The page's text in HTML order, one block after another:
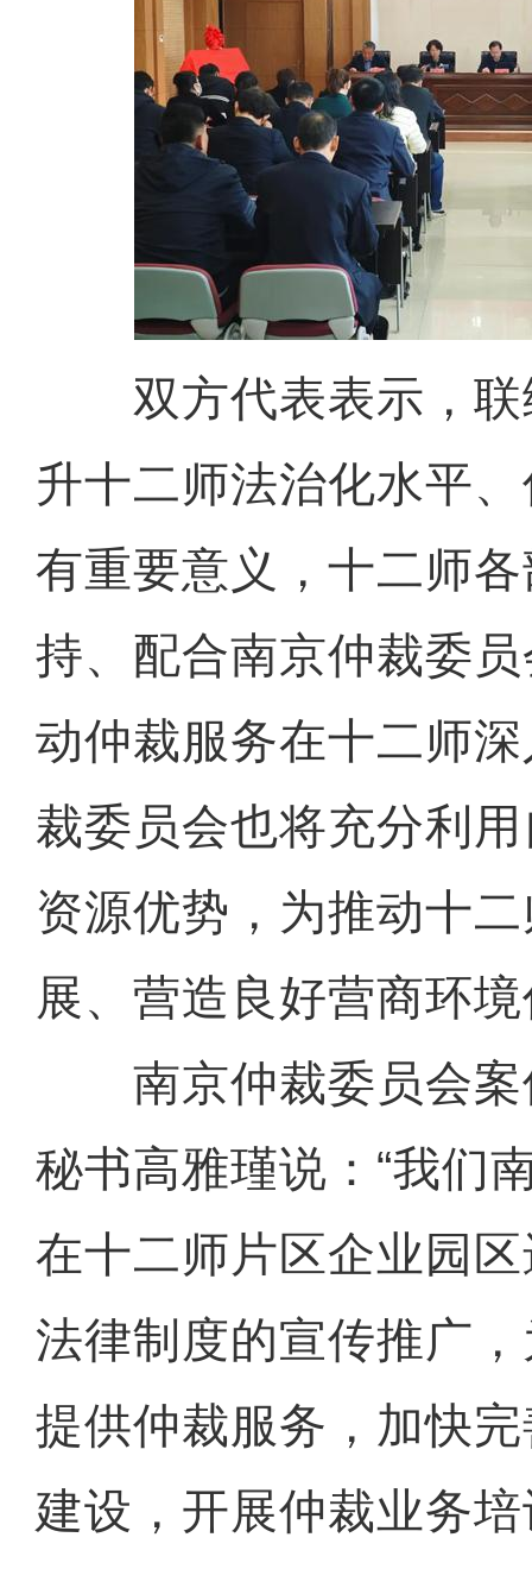
双方代表表示，联
升十二师法治化水平
有重要意义，十二师
持、配合南京仲裁委
动仲裁服务在十二师
裁委员会也将充分利
资源优势，为推动十
展、营造良好营商环
南京仲裁委员会案
秘书高雅瑾说：“我们
在十二师片区企业园
法律制度的宣传推广
提供仲裁服务，加快
建设，开展仲裁业务